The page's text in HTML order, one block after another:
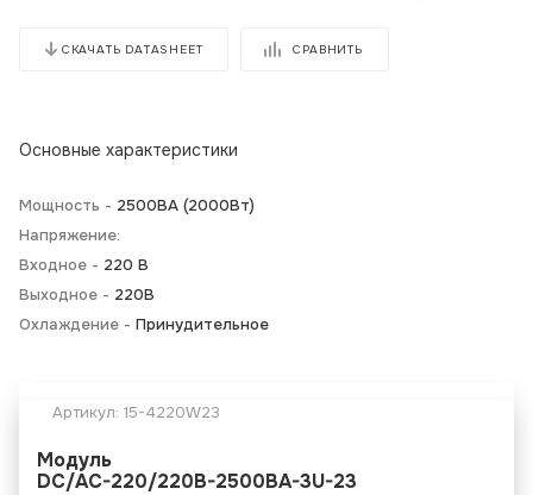
СКАЧАТЬ DATASHEET СРАВНИТЬ
Основные характеристики
Мощность - 2500ВА (2000Вт)
Напряжение:
Входное - 220 В
Выходное - 220В
Охлаждение - Принудительное
Артикул: 15-4220W23
Модуль
DC/AC-220/220B-2500BA-3U-23